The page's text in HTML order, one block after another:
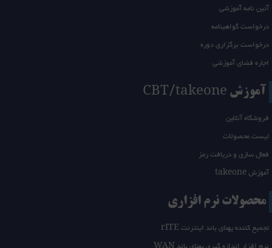
آئین نامه آموزشی
درخواست گواهینامه
درخواست برگزاری دوره
اجاره فضای آموزشی
آموزش CBT/takeone
فروشگاه آنلاین
لیست محصولات
فعال سازی و دریافت رمز
آموزش takeone
محصولات نرم افزاری
تجمیع کننده پهنای باند اینترنت rITE